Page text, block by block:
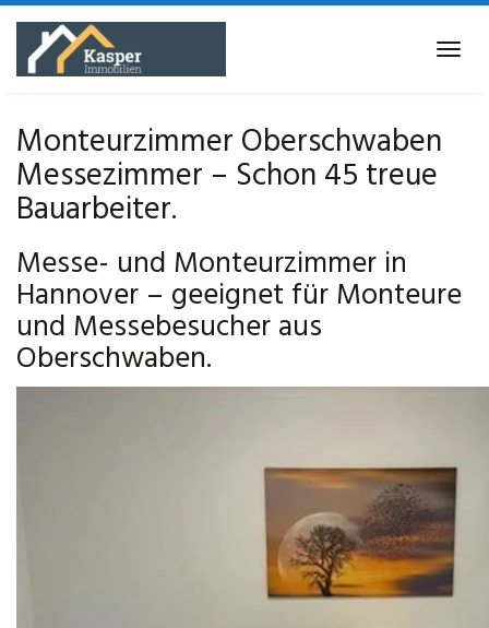
Skip
main
Monteurzimmer Oberschwaben
Messezimmer – Schon 45 treue
Bauarbeiter.
Messe- und Monteurzimmer in
Hannover – geeignet für Monteure
und Messebesucher aus
Oberschwaben.